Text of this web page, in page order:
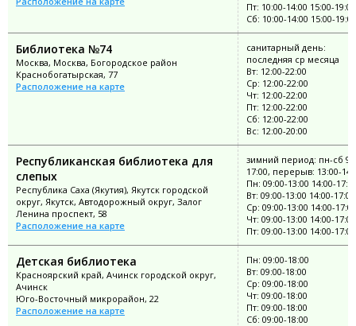
Пт: 10:00-14:00 15:00-19:00
Сб: 10:00-14:00 15:00-19:00
Библиотека №74
Москва, Москва, Богородское район
Краснобогатырская, 77
Расположение на карте
санитарный день:
последняя ср месяца
Вт: 12:00-22:00
Ср: 12:00-22:00
Чт: 12:00-22:00
Пт: 12:00-22:00
Сб: 12:00-22:00
Вс: 12:00-20:00
Республиканская библиотека для
слепых
Республика Саха (Якутия), Якутск городской
округ, Якутск, Автодорожный округ, Залог
Ленина проспект, 58
Расположение на карте
зимний период: пн-сб
17:00, перерыв: 13:00-
Пн: 09:00-13:00 14:00-
Вт: 09:00-13:00 14:00-17:00
Ср: 09:00-13:00 14:00-17:00
Чт: 09:00-13:00 14:00-17:00
Пт: 09:00-13:00 14:00-17:00
Детская библиотека
Красноярский край, Ачинск городской округ,
Ачинск
Юго-Восточный микрорайон, 22
Расположение на карте
Пн: 09:00-18:00
Вт: 09:00-18:00
Ср: 09:00-18:00
Чт: 09:00-18:00
Пт: 09:00-18:00
Сб: 09:00-18:00